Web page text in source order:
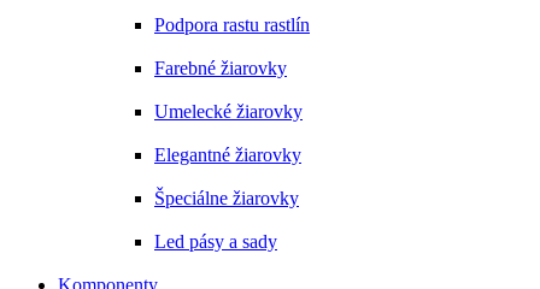
Podpora rastu rastlín
Farebné žiarovky
Umelecké žiarovky
Elegantné žiarovky
Špeciálne žiarovky
Led pásy a sady
Komponenty